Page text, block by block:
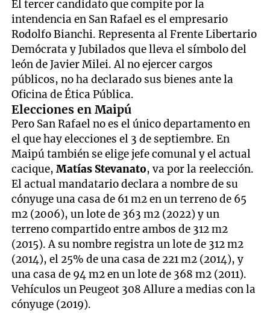
El tercer candidato que compite por la
intendencia en San Rafael es el empresario
Rodolfo Bianchi. Representa al Frente Libertario
Demócrata y Jubilados que lleva el símbolo del
león de Javier Milei. Al no ejercer cargos
públicos, no ha declarado sus bienes ante la
Oficina de Ética Pública.
Elecciones en Maipú
Pero San Rafael no es el único departamento en
el que hay elecciones el 3 de septiembre. En
Maipú también se elige jefe comunal y el actual
cacique,Matías Stevanato, va por la reelección.
El actual mandatario declara a nombre de su
cónyuge una casa de 61 m2 en un terreno de 65
m2 (2006), un lote de 363 m2 (2022) y un
terreno compartido entre ambos de 312 m2
(2015). A su nombre registra un lote de 312 m2
(2014), el 25% de una casa de 221 m2 (2014), y
una casa de 94 m2 en un lote de 368 m2 (2011).
Vehículos un Peugeot 308 Allure a medias con la
cónyuge (2019).